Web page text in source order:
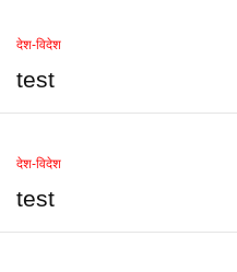
देश-विदेश
test
देश-विदेश
test